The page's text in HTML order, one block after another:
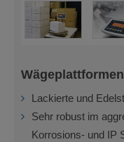
Wägeplattformen
Lackierte und
Sehr robust im
Korrosions- und IP